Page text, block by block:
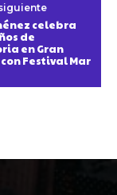
celebra
de
en Gran
Festival Mar